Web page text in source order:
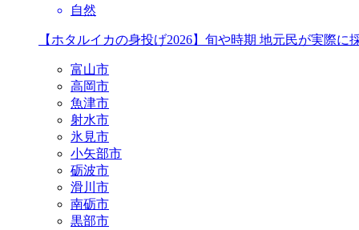
自然
【ホタルイカの身投げ2026】旬や時期 地元民が実際に
富山市
高岡市
魚津市
射水市
氷見市
小矢部市
砺波市
滑川市
南砺市
黒部市